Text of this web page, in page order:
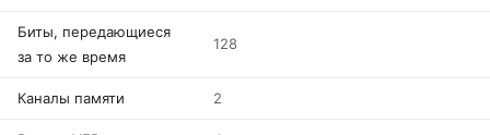
Биты, передающиеся
за то же время
128
Каналы памяти 2